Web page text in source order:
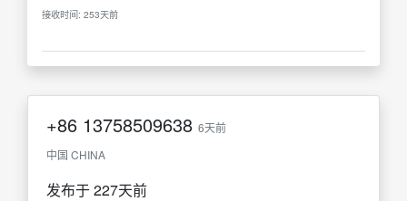
接收时间: 253天前
+86 13758509638 6天前
中国 CHINA
发布于 227天前